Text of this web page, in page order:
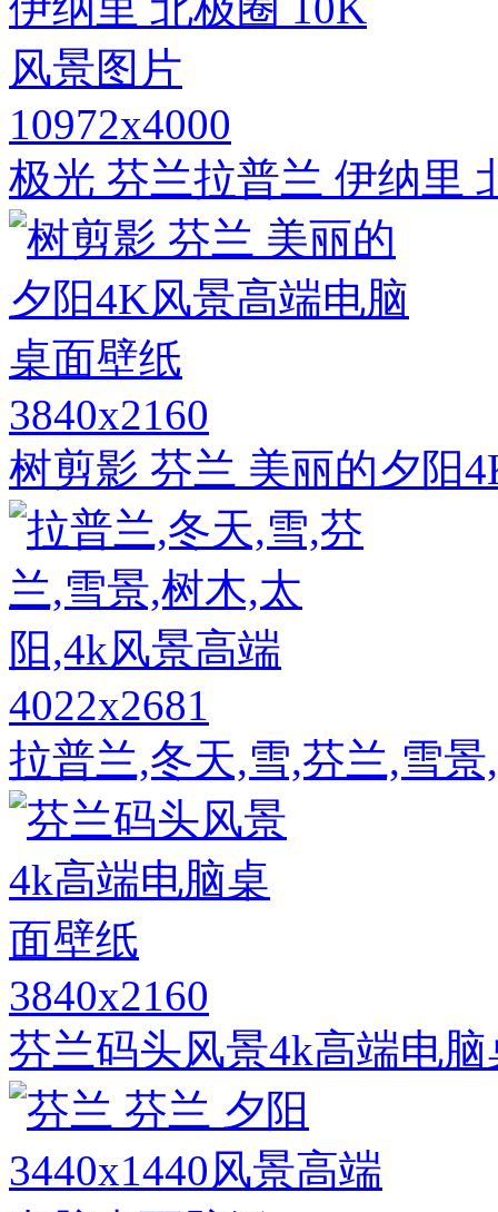
10972x4000
极光 芬兰拉普兰 伊纳里
3840x2160
树剪影 芬兰 美丽的夕阳
4022x2681
拉普兰,冬天,雪,芬兰,雪
3840x2160
芬兰码头风景4k高端电